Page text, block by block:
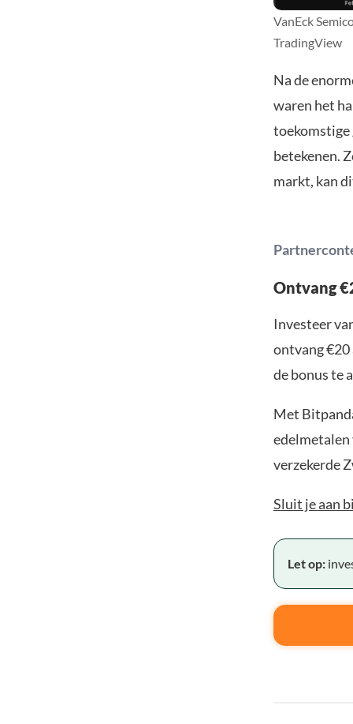
VanEck
TradingView
Na de
waren het
toekomstige
betekenen.
markt, kan
Ontvang
Investeer
ontvang €20
de bonus te
Met
edelmetalen
verzekerde
Sluit je aan
Let op: